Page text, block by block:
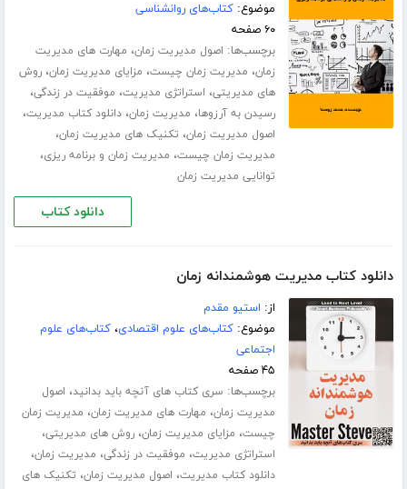
موضوع:کتاب‌های روانشناسی
۶۰ صفحه
برچسب‌ها: اصول مدیریت زمان، مهارت های مدیریت
زمان، مدیریت زمان چیست، مزایای مدیریت زمان،روش
های مدیریتی، استراتژی مدیریت، موفقیت در زندگی،
رسیدن به آرزوها، مدیریت زمان،دانلود کتاب مدیریت،
اصول مدیریت زمان، تکنیک های مدیریت زمان،
مدیریت زمان چیست، مدیریت زمان و برنامه ریزی،
توانایی مدیریت زمان
دانلود کتاب
دانلود کتاب مدیریت هوشمندانه زمان
از: استیو مقدم
موضوع:کتاب‌های علوم اقتصادی،کتاب‌های علوم
اجتماعی
۴۵ صفحه
برچسب‌ها: سری کتاب های آنچه باید بدانید، اصول
مدیریت زمان، مهارت های مدیریت زمان، مدیریت زمان
چیست، مزایای مدیریت زمان،روش های مدیریتی،
استراتژی مدیریت، موفقیت در زندگی، مدیریت زمان،
دانلود کتاب مدیریت، اصول مدیریت زمان، تکنیک های